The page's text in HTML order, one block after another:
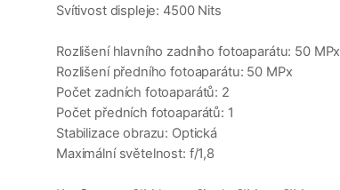
Svítivost displeje: 4500 Nits
Rozlišení hlavního zadního fotoaparátu: 50 MPx
Rozlišení předního fotoaparátu: 50 MPx
Počet zadních fotoaparátů: 2
Počet předních fotoaparátů: 1
Stabilizace obrazu: Optická
Maximální světelnost: f/1,8